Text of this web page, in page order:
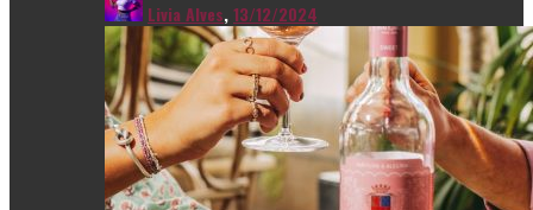
Livia Alves,13/12/2024